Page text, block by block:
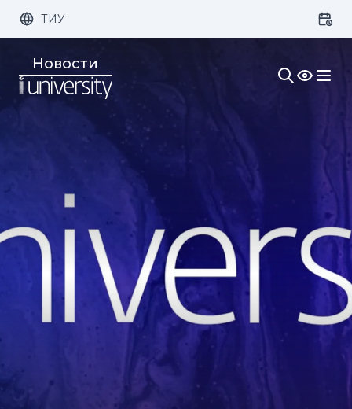
Размер шрифта: Цвет:
Изображения:
Озвучивание:
ТИУ
Новости